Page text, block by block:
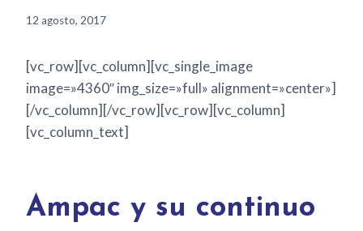
12 agosto, 2017
[vc_row][vc_column][vc_single_image
image=»4360″ img_size=»full» alignment=»center»]
[/vc_column][/vc_row][vc_row][vc_column]
[vc_column_text]
Ampac y su continuo